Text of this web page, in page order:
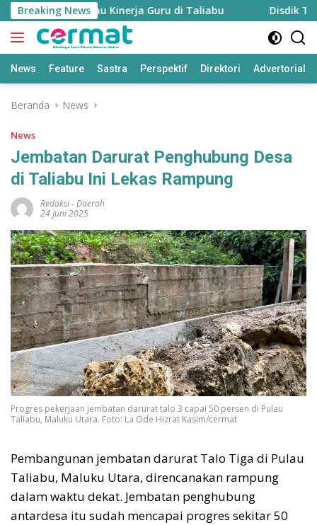
Langsung
ke
konten
Breaking News
untuk Pantau Kinerja Guru di Taliabu Disdik
News Feature Sastra Perspektif Direktori Advertorial
Beranda News
News
Jembatan Darurat Penghubung Desa
di Taliabu Ini Lekas Rampung
Redaksi-Daerah
24 Juni 2025
Progres pekerjaan jembatan darurat talo 3 capai 50 persen di Pulau
Taliabu, Maluku Utara. Foto: La Ode Hizrat Kasim/cermat
Pembangunan jembatan darurat Talo Tiga di Pulau
Taliabu, Maluku Utara, direncanakan rampung
dalam waktu dekat. Jembatan penghubung
antardesa itu sudah mencapai progres sekitar 50